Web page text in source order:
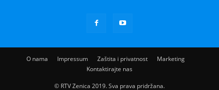
O nama Impressum Zaštita i privatnost
Marketing
Kontaktirajte nas
© RTV Zenica 2019. Sva prava pridržana.